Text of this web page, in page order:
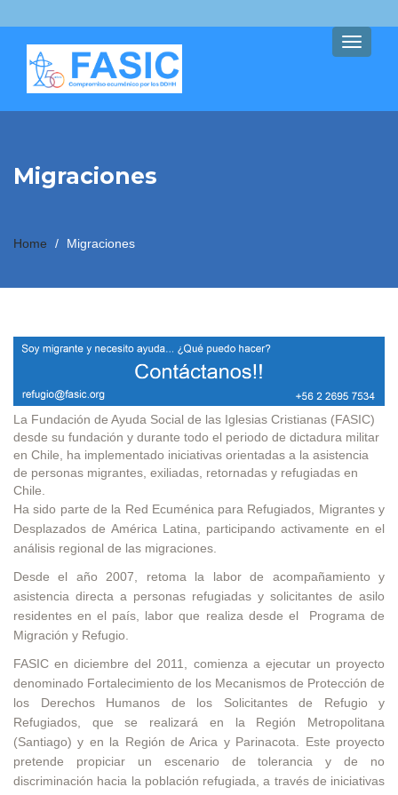
Toggle
Migraciones
Home / Migraciones
La Fundación de Ayuda Social de las Iglesias Cristianas (FASIC)
desde su fundación y durante todo el periodo de dictadura militar
en Chile, ha implementado iniciativas orientadas a la asistencia
de personas migrantes, exiliadas, retornadas y refugiadas en
Chile.
Ha sido parte de la Red Ecuménica para Refugiados, Migrantes y
Desplazados de América Latina, participando activamente en el
análisis regional de las migraciones.
Desde el año 2007, retoma la labor de acompañamiento y
asistencia directa a personas refugiadas y solicitantes de asilo
residentes en el país, labor que realiza desde el Programa de
Migración y Refugio.
FASIC en diciembre del 2011, comienza a ejecutar un proyecto
denominado Fortalecimiento de los Mecanismos de Protección de
los Derechos Humanos de los Solicitantes de Refugio y
Refugiados, que se realizará en la Región Metropolitana
(Santiago) y en la Región de Arica y Parinacota. Este proyecto
pretende propiciar un escenario de tolerancia y de no
discriminación hacia la población refugiada, a través de iniciativas